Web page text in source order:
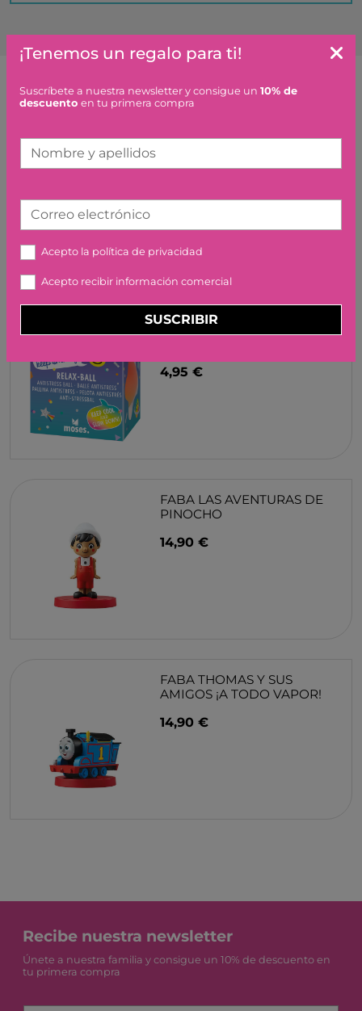
Artículos similares o que combinan
GEORGIE BIRKETT
15,95 €
PELOTA ANTIESTRES HAPPY
4,95 €
FABA LAS AVENTURAS DE
PINOCHO
14,90 €
FABA THOMAS Y SUS
AMIGOS ¡A TODO VAPOR!
14,90 €
Recibe nuestra newsletter
Únete a nuestra familia y consigue un 10% de descuento en
tu primera compra
¡Tenemos un regalo para ti!
Suscríbete a nuestra newsletter y consigue un 10% de
descuento en tu primera compra
Nombre y apellidos
Correo electrónico
Acepto la política de privacidad
Acepto recibir información comercial
SUSCRIBIR